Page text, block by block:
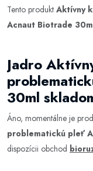
Tento produkt Aktívny
Acnaut Biotrade
Jadro
30ml
Áno, momentálne je
problematickú pleť
dispozícii obchod